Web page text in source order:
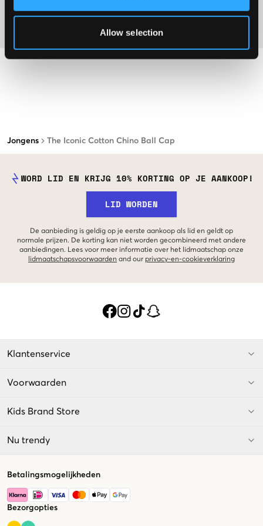
Allow selection
Jongens The Iconic Cotton Chino Ball Cap
WORD LID EN KRIJG 10% KORTING OP JE AANKOOP!
LID WORDEN
De aanbieding is geldig op je eerste aankoop als lid en geldt op
normale prijzen. De korting kan niet worden gecombineerd met andere
aanbiedingen. Lees voor meer informatie over het lidmaatschap onze
lidmaatschapsvoorwaarden and our privacy-en-cookieverklaring
Klantenservice
Voorwaarden
Kids Brand Store
Nu trendy
Betalingsmogelijkheden
Bezorgopties